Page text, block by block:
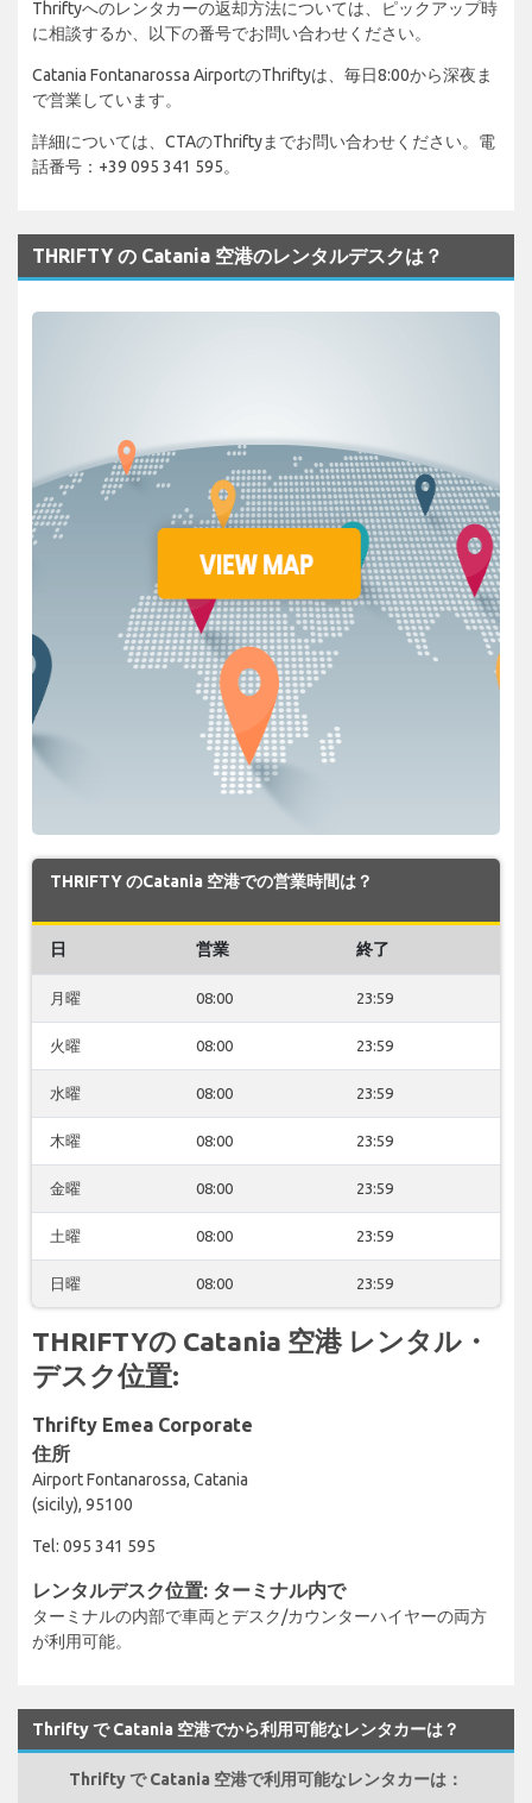
Thriftyへのレンタカーの返却方法については、ピックアップ時
に相談するか、以下の番号でお問い合わせください。
Catania Fontanarossa AirportのThriftyは、毎日8:00から深夜ま
で営業しています。
詳細については、CTAのThriftyまでお問い合わせください。電
話番号：+39 095 341 595。
THRIFTY の Catania 空港のレンタルデスクは？
THRIFTY のCatania 空港での営業時間は？
日 営業 終了
月曜 08:00 23:59
火曜 08:00 23:59
水曜 08:00 23:59
木曜 08:00 23:59
金曜 08:00 23:59
土曜 08:00 23:59
日曜 08:00 23:59
THRIFTYの Catania 空港 レンタル・
デスク位置:
Thrifty Emea Corporate
住所
Airport Fontanarossa, Catania
(sicily), 95100
Tel: 095 341 595
レンタルデスク位置: ターミナル内で
ターミナルの内部で車両とデスク/カウンターハイヤーの両方
が利用可能。
Thrifty で Catania 空港でから利用可能なレンタカーは？
Thrifty で Catania 空港で利用可能なレンタカーは：